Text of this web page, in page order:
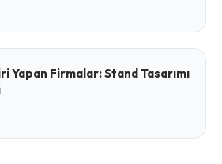
Yapan Firmalar: Stand Tasarımı